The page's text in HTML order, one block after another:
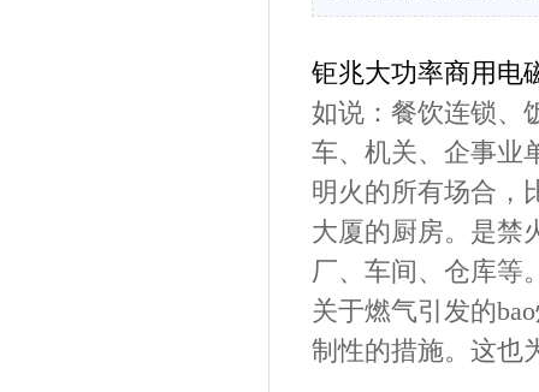
钜兆大功率商用电
如说：餐饮连锁、
车、 机关、企事业
明火的所有场合，
大厦的厨房。是禁
厂、车间、仓库等
关于燃气引发的
制性的措施。这也